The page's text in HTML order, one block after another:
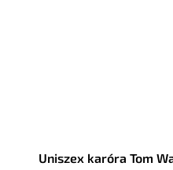
Uniszex karóra Tom